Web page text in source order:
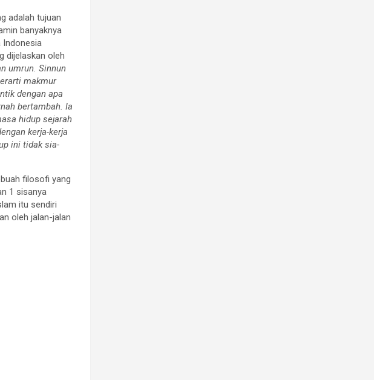
adalah tujuan
banyaknya
Indonesia
dijelaskan oleh
umrun. Sinnun
makmur
dengan apa
bertambah. Ia
hidup sejarah
kerja-kerja
ini tidak sia-
filosofi yang
1 sisanya
itu sendiri
oleh jalan-jalan